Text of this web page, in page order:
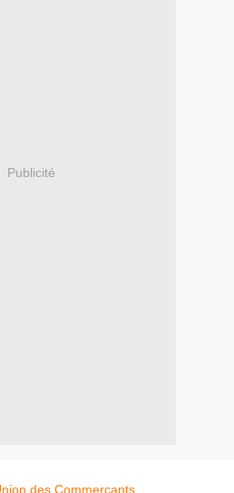
Publicité